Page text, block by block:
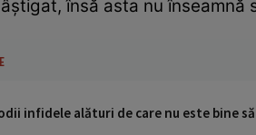
însă asta nu
infidele alături de care nu este bine